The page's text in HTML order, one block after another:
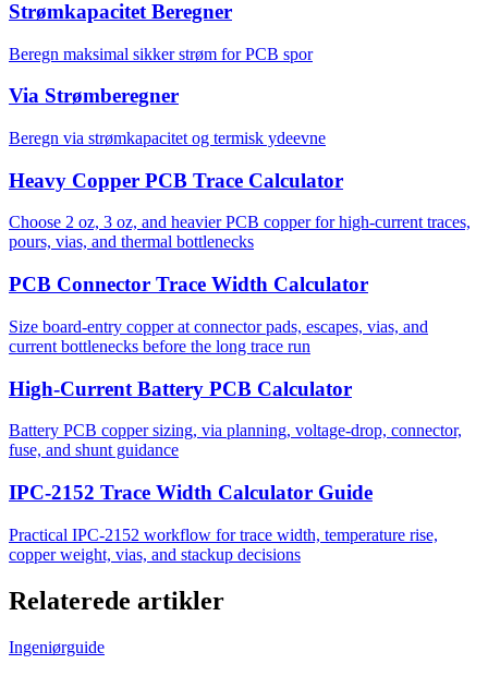
Strømkapacitet Beregner
Beregn maksimal sikker strøm for PCB spor
Via Strømberegner
Beregn via strømkapacitet og termisk ydeevne
Heavy Copper PCB Trace Calculator
Choose 2 oz, 3 oz, and heavier PCB copper for high-current traces,
pours, vias, and thermal bottlenecks
PCB Connector Trace Width Calculator
Size board-entry copper at connector pads, escapes, vias, and
current bottlenecks before the long trace run
High-Current Battery PCB Calculator
Battery PCB copper sizing, via planning, voltage-drop, connector,
fuse, and shunt guidance
IPC-2152 Trace Width Calculator Guide
Practical IPC-2152 workflow for trace width, temperature rise,
copper weight, vias, and stackup decisions
Relaterede artikler
Ingeniørguide